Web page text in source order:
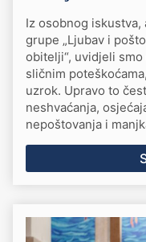
Iz osobnog iskustva,
grupe „Ljubav i
obitelji“, uvidjeli
sličnim
uzrok. Upravo to
neshvaćanja,
nepoštovanja i